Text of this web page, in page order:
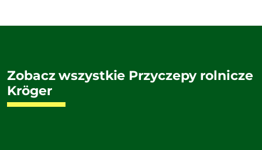
Zobacz wszystkie Przyczepy rolnicze
Kröger